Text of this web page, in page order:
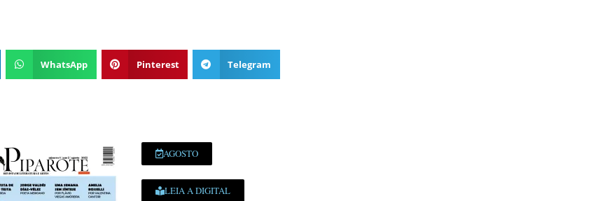
WhatsApp Pinterest Telegram
AGOSTO
LEIA A DIGITAL